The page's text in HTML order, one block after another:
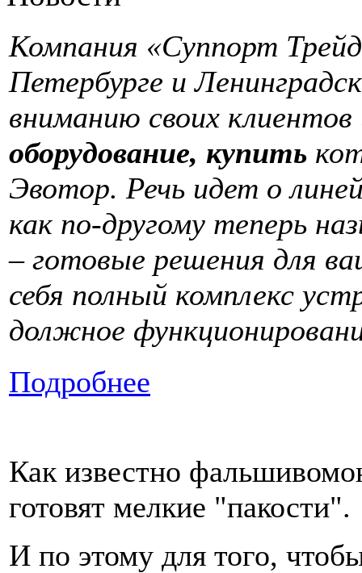
Компания «Суппорт
Петербурге и
вниманию своих
оборудование, купить
Эвотор. Речь идет о
как по-другому теперь
– готовые решения для
себя полный комплекс
должное
Подробнее
Как известно
готовят мелкие "пакости".
И по этому для того,